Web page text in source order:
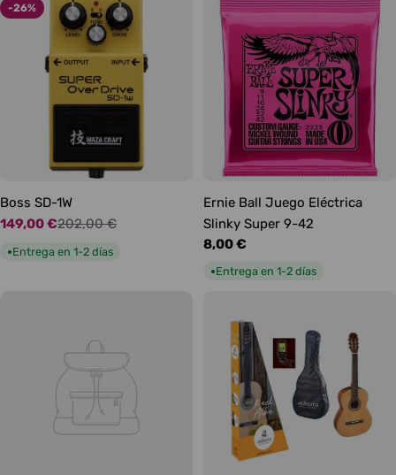
-26%
Boss SD-1W
Precio
de
149,00 €
Precio
habitual
202,00 €
●Entrega en 1-2 días
Ernie Ball Juego Eléctrica
Slinky Super 9-42
Precio
habitual
8,00 €
●Entrega en 1-2 días